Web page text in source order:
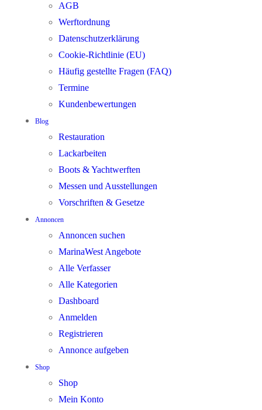
AGB
Werftordnung
Datenschutzerklärung
Cookie-Richtlinie (EU)
Häufig gestellte Fragen (FAQ)
Termine
Kundenbewertungen
Blog
Restauration
Lackarbeiten
Boots & Yachtwerften
Messen und Ausstellungen
Vorschriften & Gesetze
Annoncen
Annoncen suchen
MarinaWest Angebote
Alle Verfasser
Alle Kategorien
Dashboard
Anmelden
Registrieren
Annonce aufgeben
Shop
Shop
Mein Konto